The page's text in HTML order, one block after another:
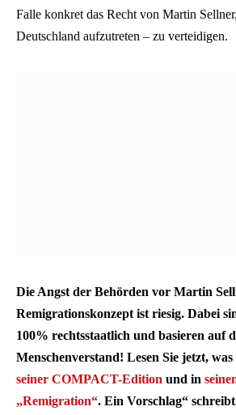
Falle konkret das Recht von Martin
Deutschland aufzutreten – zu verteidigen.
Die Angst der Behörden vor Martin
Remigrationskonzept ist riesig. Dabei
100% rechtsstaatlich und basieren auf
Menschenverstand! Lesen Sie jetzt, was
seiner COMPACT-Edition und in
„Remigration“. Ein Vorschlag“